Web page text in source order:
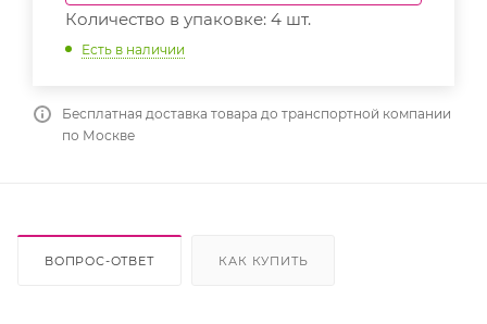
Количество в упаковке: 4 шт.
Есть в наличии
Бесплатная доставка товара до транспортной компании
по Москве
ВОПРОС-ОТВЕТ КАК КУПИТЬ